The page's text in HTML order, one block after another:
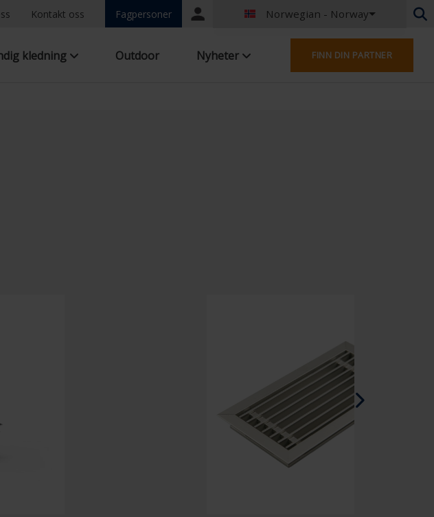
Kontakt oss Fagpersoner
Portal
Norwegian - Norway
Nederlandsk - Belgia
Fransk - Belgia
Nederlandsk - Nederland
Norwegian - Norway
Svensk - Sverige
English - Ireland
English - Canada
Middle East
Russian - Russia
Chinese - China
kledning Outdoor Nyheter FINN DIN PARTNER